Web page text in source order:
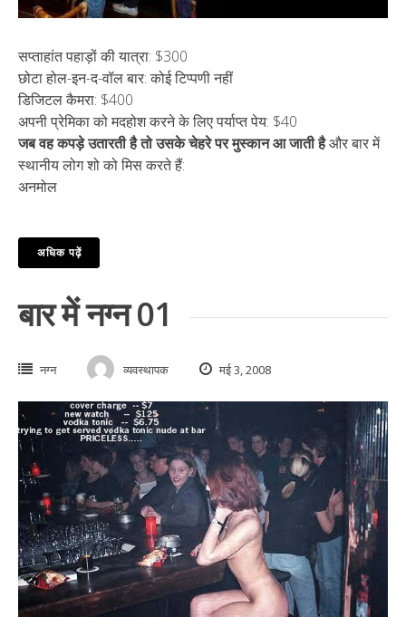
सप्ताहांत पहाड़ों की यात्रा: $300
छोटा होल-इन-द-वॉल बार: कोई टिप्पणी नहीं
डिजिटल कैमरा: $400
अपनी प्रेमिका को मदहोश करने के लिए पर्याप्त पेय: $40
जब वह कपड़े उतारती है तो उसके चेहरे पर मुस्कान आ जाती हैऔर बार में
स्थानीय लोग शो को मिस करते हैं:
अनमोल
अधिक पढ़ें
बार में नग्न 01
नग्न व्यवस्थापक मई 3, 2008